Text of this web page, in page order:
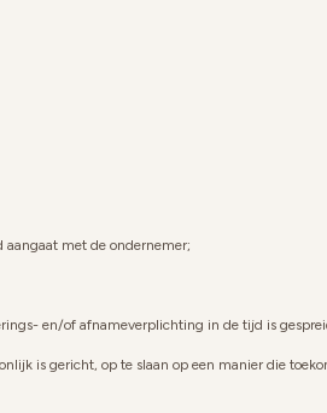
met de ondernemer;
en/of afnameverplichting in de tijd is
is gericht, op te slaan op een manier die